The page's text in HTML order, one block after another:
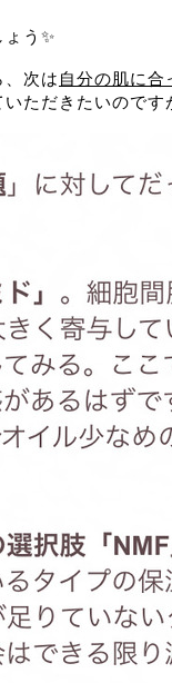
う✨
次は 自分の肌に合
ただきたいのです